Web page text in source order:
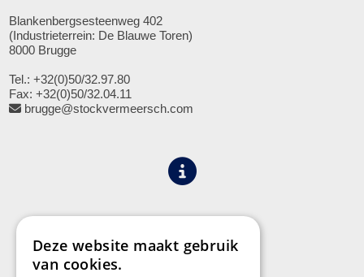
Blankenbergsesteenweg 402
(Industrieterrein: De Blauwe Toren)
8000 Brugge
Tel.: +32(0)50/32.97.80
Fax: +32(0)50/32.04.11
brugge@stockvermeersch.com
Deze website maakt gebruik
van cookies.